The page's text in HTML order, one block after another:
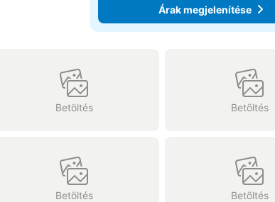
Árak megjelenítése
Betöltés Betöltés
Betöltés Betöltés